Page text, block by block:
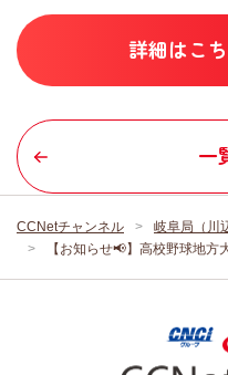
詳細はこ
一
CCNetチャンネル 岐阜局（川
【お知らせ📢】高校野球地方